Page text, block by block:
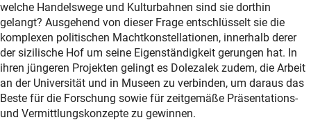
welche Handelswege und Kulturbahnen sind sie dorthin
gelangt? Ausgehend von dieser Frage entschlüsselt sie die
komplexen politischen Machtkonstellationen, innerhalb derer
der sizilische Hof um seine Eigenständigkeit gerungen hat. In
ihren jüngeren Projekten gelingt es Dolezalek zudem, die Arbeit
an der Universität und in Museen zu verbinden, um daraus das
Beste für die Forschung sowie für zeitgemäße Präsentations-
und Vermittlungskonzepte zu gewinnen.